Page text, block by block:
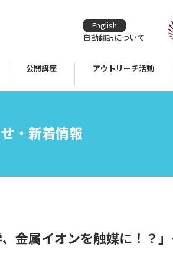
公開講座 アウトリーチ活動
English
自動翻訳について
・新着情報
金属イオンを触媒に！？